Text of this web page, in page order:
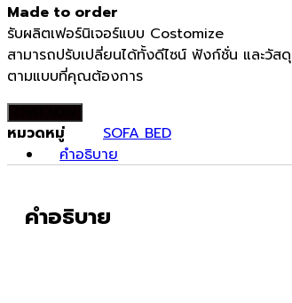
Made to order
รับผลิตเฟอร์นิเจอร์แบบ Costomize
สามารถปรับเปลี่ยนได้ทั้งดีไซน์ ฟังก์ชั่น และวัสดุ
ตามแบบที่คุณต้องการ
หมวดหมู่
SOFA BED
คำอธิบาย
คำอธิบาย